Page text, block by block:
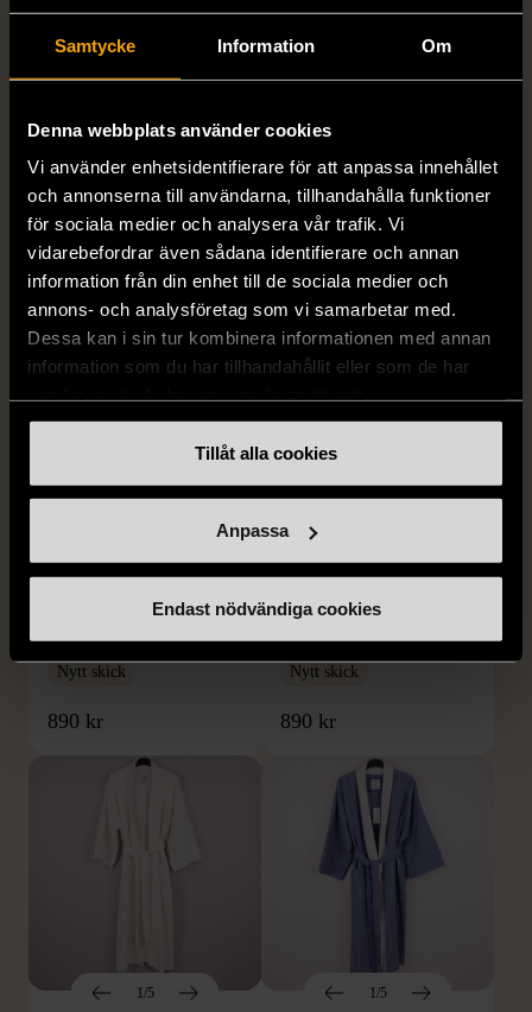
Samtycke Information Om
Denna webbplats använder cookies
Vi använder enhetsidentifierare för att anpassa innehållet
och annonserna till användarna, tillhandahålla funktioner
för sociala medier och analysera vår trafik. Vi
vidarebefordrar även sådana identifierare och annan
information från din enhet till de sociala medier och
annons- och analysföretag som vi samarbetar med.
Dessa kan i sin tur kombinera informationen med annan
information som du har tillhandahållit eller som de har
Tillåt alla cookies
Anpassa
Endast nödvändiga cookies
1/5
Vit topp med
spetsdetaljer
Nytt skick
890 kr
1/5
Remake - tunn rock i
linne
Nytt skick
890 kr
1/5
Remake - tunn rock i
linne
Nytt skick
890 kr
1/5
Remake - tunn rock i
linne
Nytt skick
890 kr
1/5 1/5